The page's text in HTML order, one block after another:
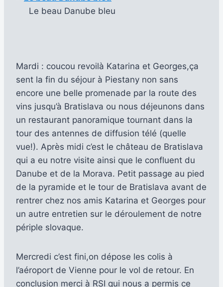
Le beau Danube bleu
Mardi : coucou revoilà Katarina et Georges,ça
sent la fin du séjour à Piestany non sans
encore une belle promenade par la route des
vins jusqu’à Bratislava ou nous déjeunons dans
un restaurant panoramique tournant dans la
tour des antennes de diffusion télé (quelle
vue!). Après midi c’est le château de Bratislava
qui a eu notre visite ainsi que le confluent du
Danube et de la Morava. Petit passage au pied
de la pyramide et le tour de Bratislava avant de
rentrer chez nos amis Katarina et Georges pour
un autre entretien sur le déroulement de notre
périple slovaque.
Mercredi c’est fini,on dépose les colis à
l’aéroport de Vienne pour le vol de retour. En
conclusion merci à RSI qui nous a permis ce